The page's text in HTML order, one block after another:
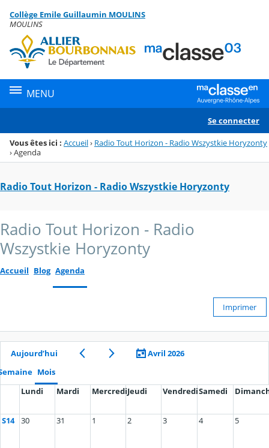
Menu de la rubrique
Contenu
Collège Emile Guillaumin MOULINS
MOULINS
MENU
Se connecter
Vous êtes ici : Accueil› Radio Tout Horizon - Radio Wszystkie Horyzonty
›Agenda
Radio Tout Horizon - Radio Wszystkie Horyzonty
Radio Tout Horizon - Radio
Wszystkie Horyzonty
Accueil Blog Agenda
Imprimer
Aujourd’hui
Avril 2026
Mois
Lundi
Mardi MercrediJeudi VendrediSamedi
S14 30 31 1 2 3 4 5